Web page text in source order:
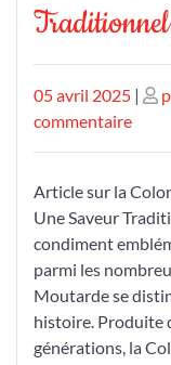
Traditionnel
Publié
le
05 avril 2025 |
commentairesur
de
la
Un
Belge
Article sur la
Une Saveur
condiment
parmi les
Moutarde se
histoire. Produite
générations, la